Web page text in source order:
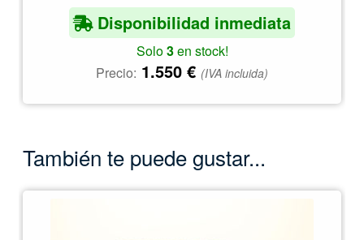
Disponibilidad inmediata
Solo3en stock!
Precio: 1.550 € (IVA incluida)
También te puede gustar...